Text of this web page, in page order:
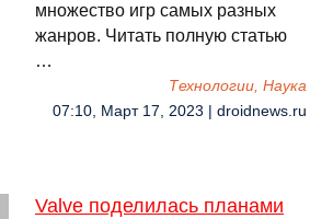
множество игр самых разных
жанров. Читать полную статью
…
Технологии, Наука
07:10, Март 17, 2023 | droidnews.ru
Valve поделилась планами